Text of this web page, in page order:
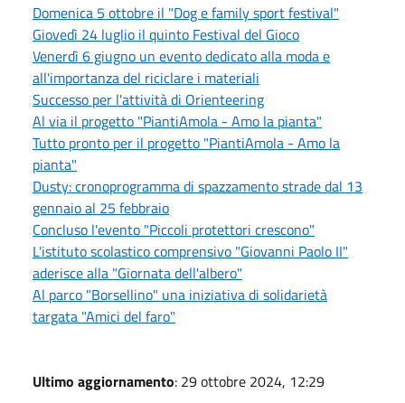
Domenica 5 ottobre il "Dog e family sport festival"
Giovedì 24 luglio il quinto Festival del Gioco
Venerdì 6 giugno un evento dedicato alla moda e
all'importanza del riciclare i materiali
Successo per l'attività di Orienteering
Al via il progetto "PiantiAmola - Amo la pianta"
Tutto pronto per il progetto "PiantiAmola - Amo la
pianta"
Dusty: cronoprogramma di spazzamento strade dal 13
gennaio al 25 febbraio
Concluso l'evento "Piccoli protettori crescono"
L'istituto scolastico comprensivo "Giovanni Paolo II"
aderisce alla "Giornata dell'albero"
Al parco "Borsellino" una iniziativa di solidarietà
targata "Amici del faro"
Ultimo aggiornamento: 29 ottobre 2024, 12:29